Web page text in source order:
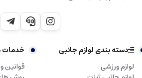
دسته بندی لوازم جانبی
لوازم ورزشی
خدمات
قوانین